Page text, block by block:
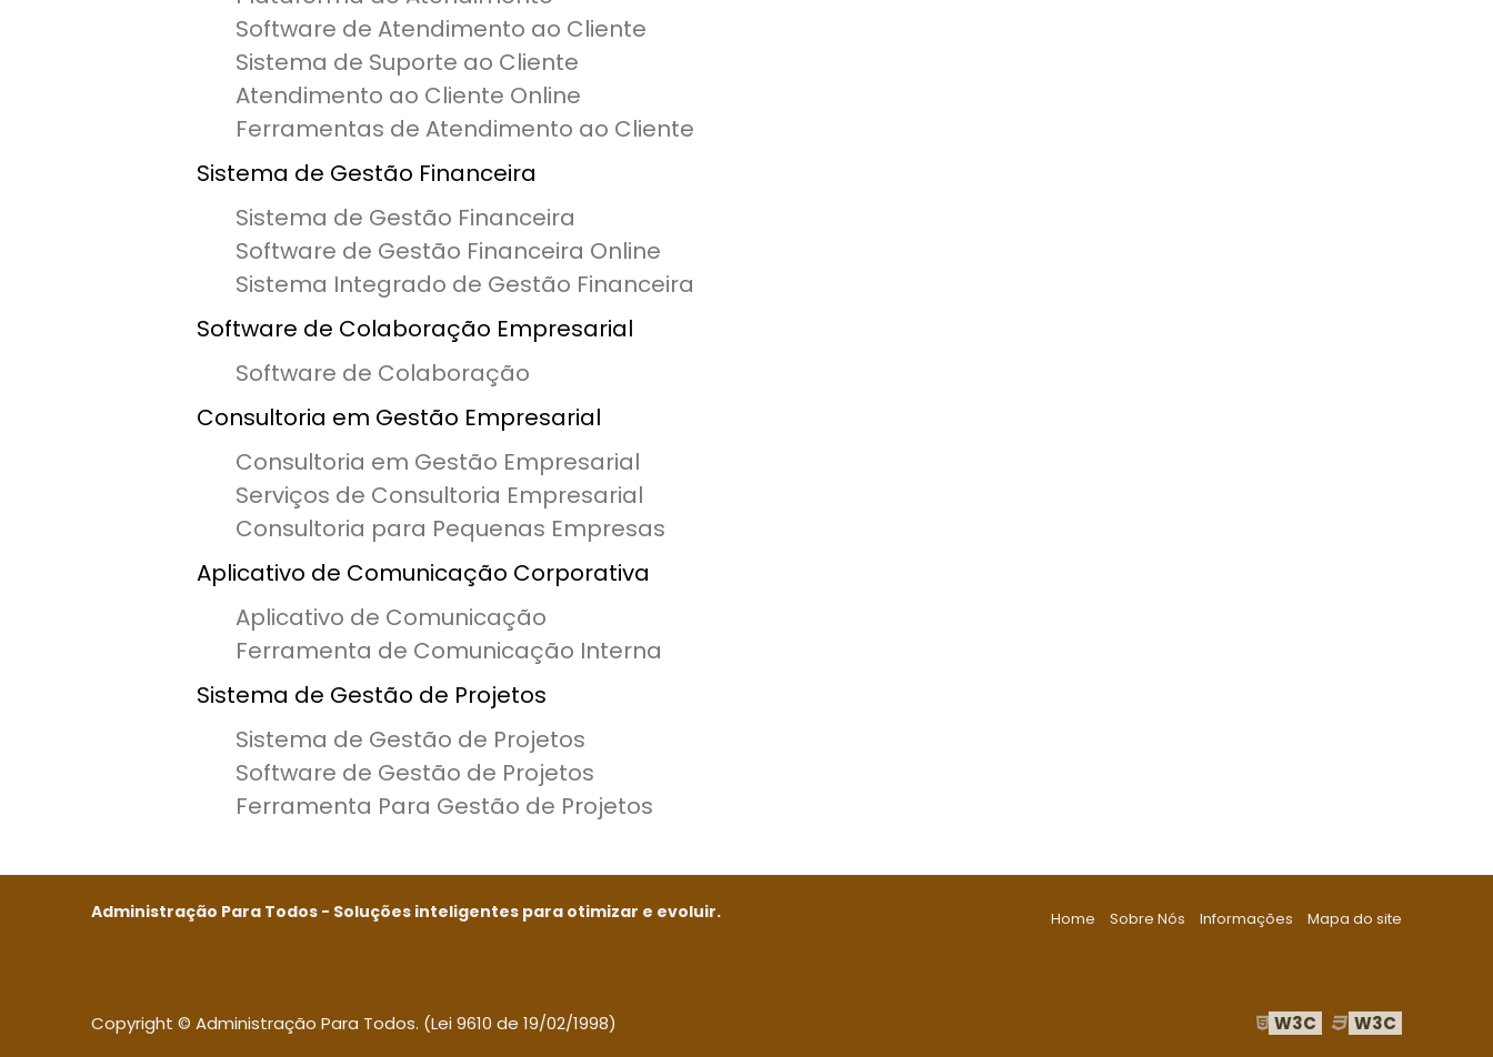
Software de Atendimento ao Cliente
Sistema de Suporte ao Cliente
Atendimento ao Cliente Online
Ferramentas de Atendimento ao Cliente
Sistema de Gestão Financeira
Sistema de Gestão Financeira
Software de Gestão Financeira Online
Sistema Integrado de Gestão Financeira
Software de Colaboração Empresarial
Software de Colaboração
Consultoria em Gestão Empresarial
Consultoria em Gestão Empresarial
Serviços de Consultoria Empresarial
Consultoria para Pequenas Empresas
Aplicativo de Comunicação Corporativa
Aplicativo de Comunicação
Ferramenta de Comunicação Interna
Sistema de Gestão de Projetos
Sistema de Gestão de Projetos
Software de Gestão de Projetos
Ferramenta Para Gestão de Projetos
Administração Para Todos - Soluções inteligentes para otimizar e evoluir. Home Sobre Nós Informações Mapa do site
Copyright © Administração Para Todos. (Lei 9610 de 19/02/1998) W3C W3C